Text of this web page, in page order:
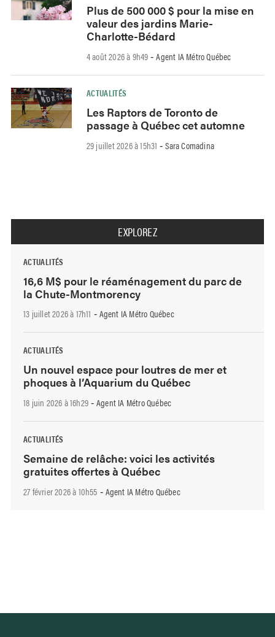
Plus de 500 000 $ pour la mise en
valeur des jardins Marie-
Charlotte-Bédard
4 août 2026 à 9h49 -Agent IA Métro Québec
ACTUALITÉS
Les Raptors de Toronto de
passage à Québec cet automne
29 juillet 2026 à 15h31 -Sara Comadina
EXPLOREZ
ACTUALITÉS
16,6 M$ pour le réaménagement du parc de
la Chute-Montmorency
13 juillet 2026 à 17h11 - Agent IA Métro Québec
ACTUALITÉS
Un nouvel espace pour loutres de mer et
phoques à l’Aquarium du Québec
18 juin 2026 à 16h29 - Agent IA Métro Québec
ACTUALITÉS
Semaine de relâche: voici les activités
gratuites offertes à Québec
27 février 2026 à 10h55 - Agent IA Métro Québec